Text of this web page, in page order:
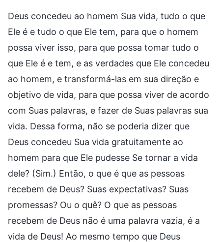
Deus concedeu ao homem Sua vida, tudo o que
Ele é e tudo o que Ele tem, para que o homem
possa viver isso, para que possa tomar tudo o
que Ele é e tem, e as verdades que Ele concedeu
ao homem, e transformá-las em sua direção e
objetivo de vida, para que possa viver de acordo
com Suas palavras, e fazer de Suas palavras sua
vida. Dessa forma, não se poderia dizer que
Deus concedeu Sua vida gratuitamente ao
homem para que Ele pudesse Se tornar a vida
dele? (Sim.) Então, o que é que as pessoas
recebem de Deus? Suas expectativas? Suas
promessas? Ou o quê? O que as pessoas
recebem de Deus não é uma palavra vazia, é a
vida de Deus! Ao mesmo tempo que Deus